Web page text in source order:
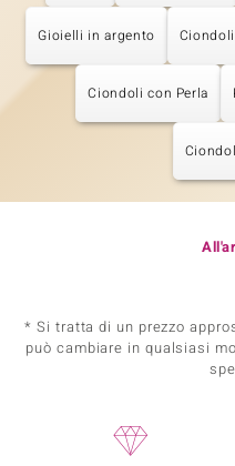
Gioielli in argento
Ciondoli con Perla
* Si tratta di un prezzo
può cambiare in qualsiasi